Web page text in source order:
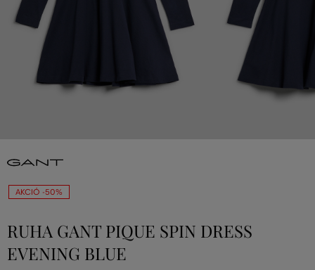
AKCIÓ -50%
RUHA GANT PIQUE SPIN DRESS
EVENING BLUE